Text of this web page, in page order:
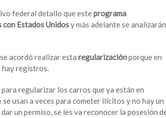
federal detallo que esteprograma
Estados Unidosy más adelante se analizarán
acordó realizar esta regularizaciónporque en
hay registros.
regularizar los carros que ya están en
usan a veces para cometer ilícitos y no hay un
un permiso, se les va reconocer la posesión